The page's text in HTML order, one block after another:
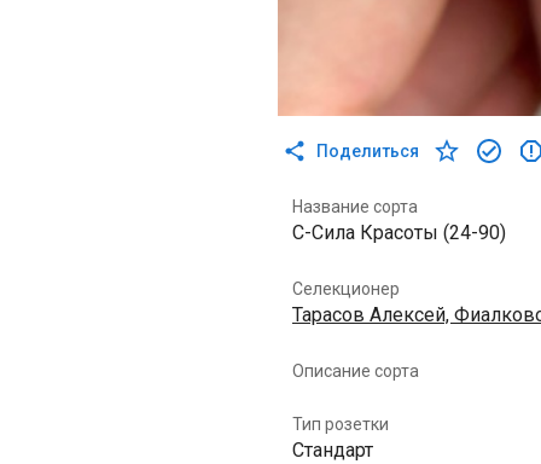
Поделиться
Название сорта
С-Сила Красоты (24-90)
Селекционер
Тарасов Алексей,
Описание сорта
Тип розетки
Стандарт